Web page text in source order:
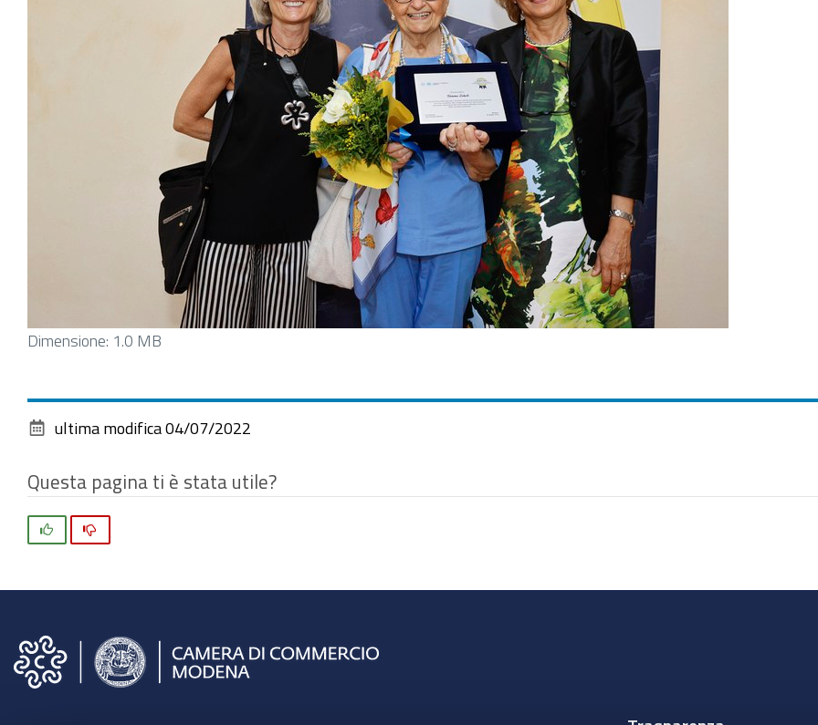
Clicca
alle
originali…
Dimensione: 1.0 MB
ultima modifica 04/07/2022
Questa pagina ti è stata utile?